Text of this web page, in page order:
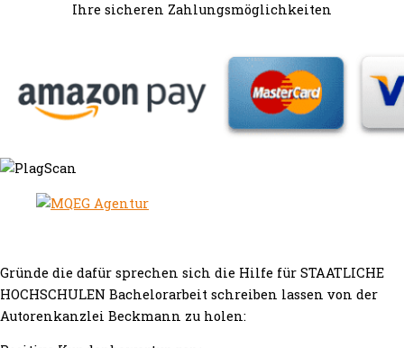
Ihre sicheren Zahlungsmöglichkeiten
Gründe die dafür sprechen sich die Hilfe für STAATLICHE
HOCHSCHULEN Bachelorarbeit schreiben lassen von der
Autorenkanzlei Beckmann zu holen: